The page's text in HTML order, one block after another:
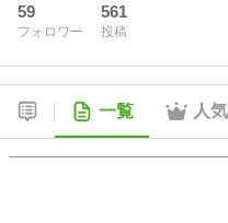
59
フォロワー
561
投稿
一覧 人気